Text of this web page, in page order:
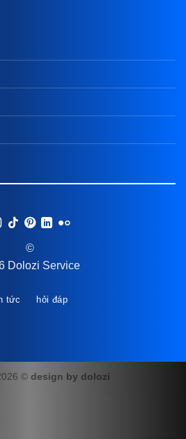
©
Dolozi Service
tức hỏi đáp
© design by dolozi